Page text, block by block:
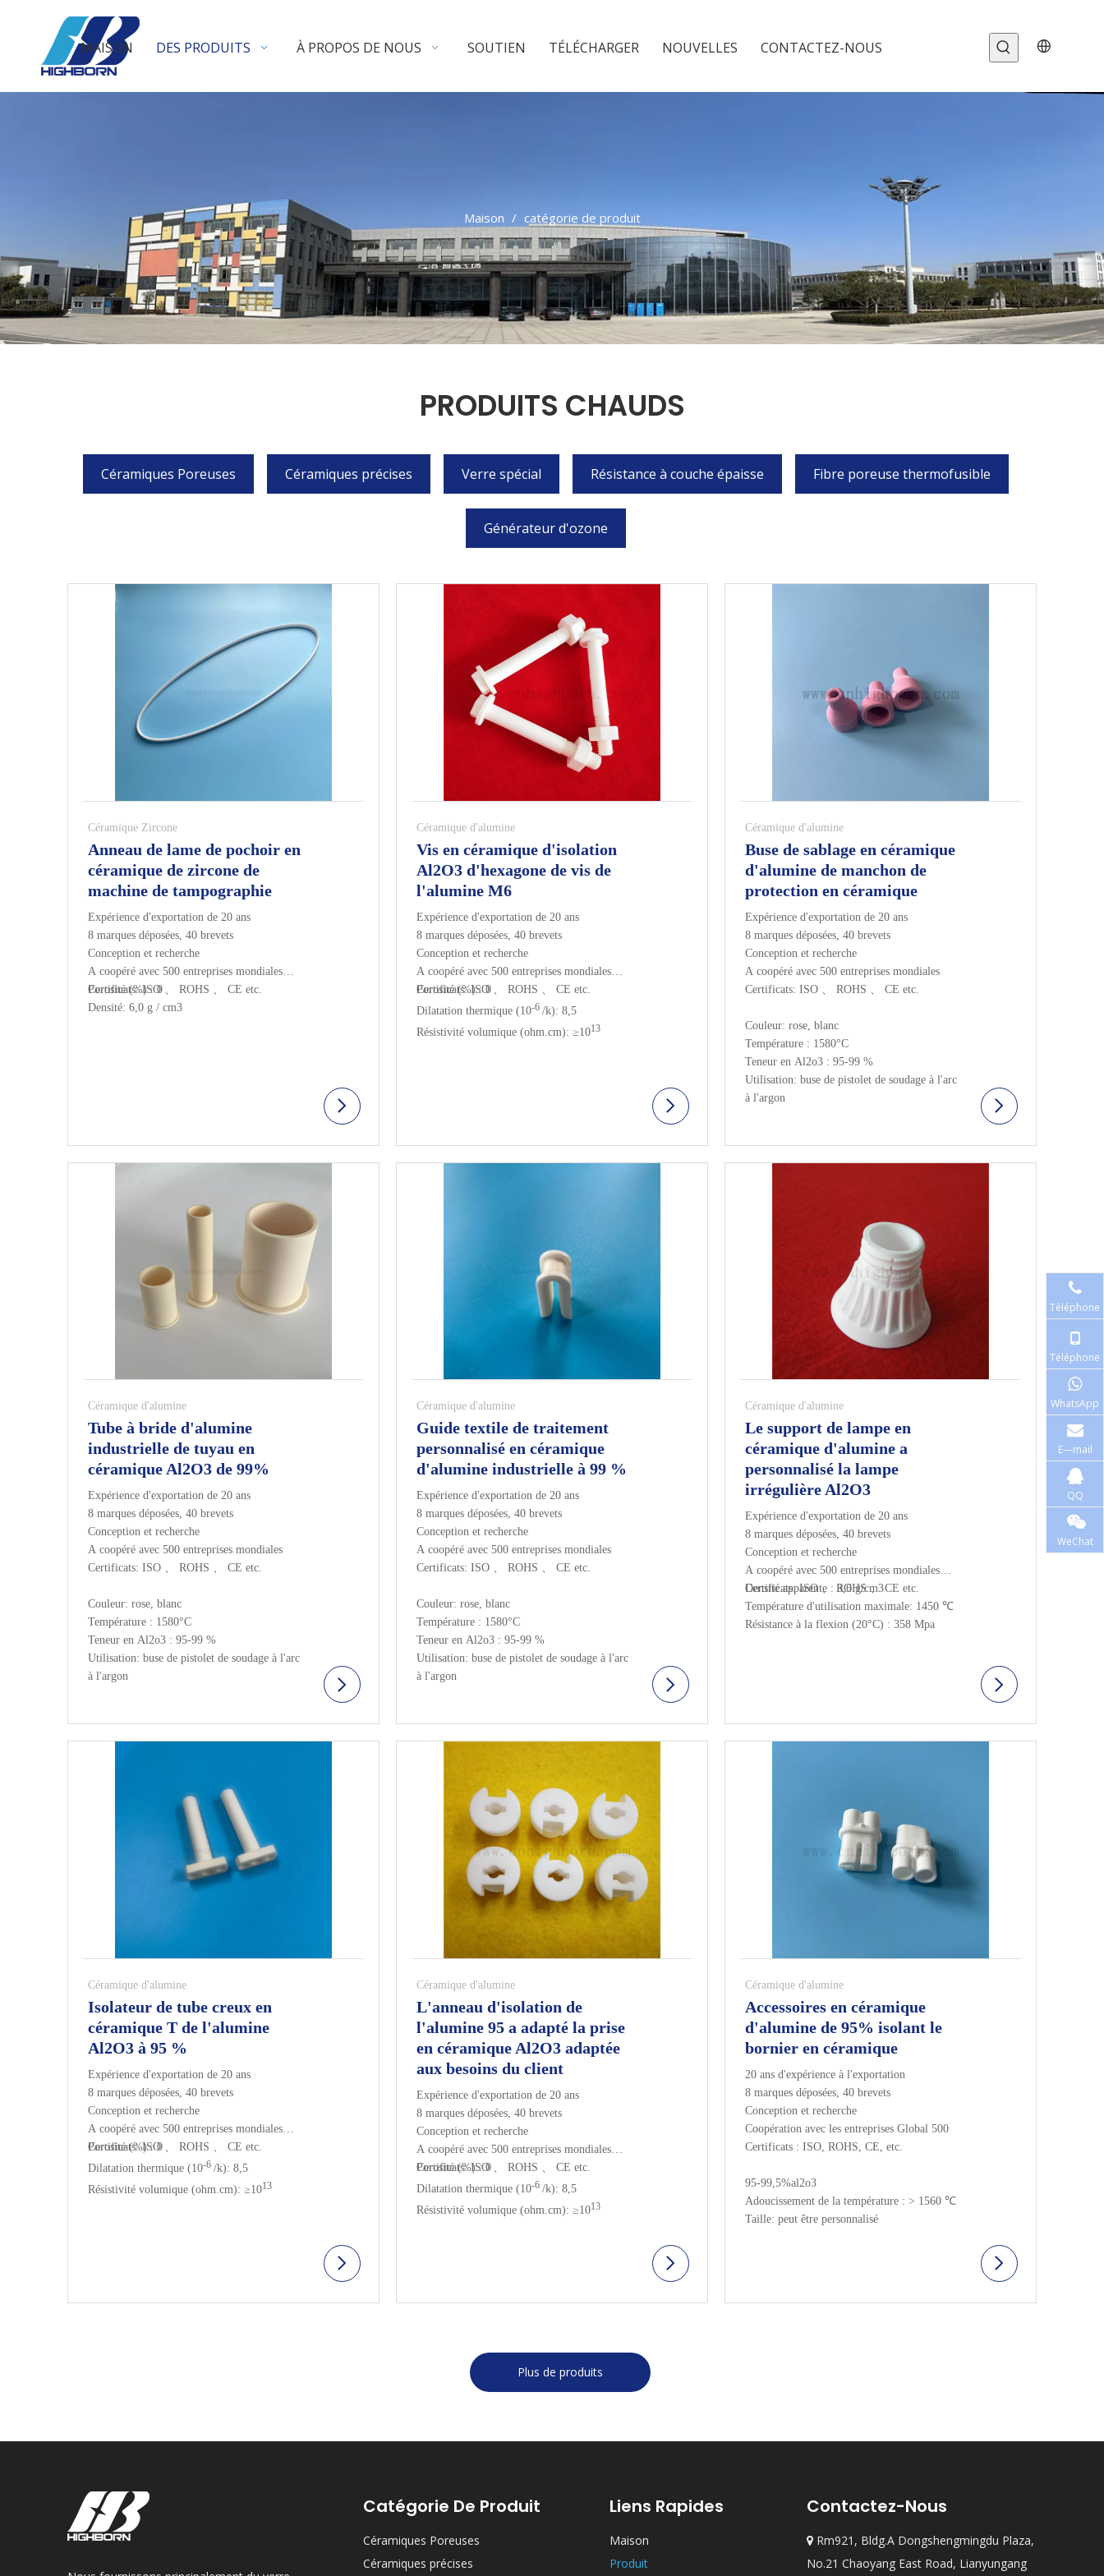
MAISON DES PRODUITS À PROPOS DE NOUS SOUTIEN TÉLÉCHARGER NOUVELLES CONTACTEZ-NOUS
Maison / catégorie de produit
PRODUITS CHAUDS
Céramiques Poreuses Céramiques précises Verre spécial Résistance à couche épaisse Fibre poreuse thermofusible
Générateur d'ozone
Céramique Zircone
Anneau de lame de pochoir en
céramique de zircone de
machine de tampographie
Expérience d'exportation de 20 ans
8 marques déposées, 40 brevets
Conception et recherche
A coopéré avec 500 entreprises mondiales
Certificats: ISO 、 ROHS 、 CE etc.
Porosité (%) : 0
Densité: 6,0 g / cm3
Céramique d'alumine
Vis en céramique d'isolation
Al2O3 d'hexagone de vis de
l'alumine M6
Expérience d'exportation de 20 ans
8 marques déposées, 40 brevets
Conception et recherche
A coopéré avec 500 entreprises mondiales
Certificats: ISO 、 ROHS 、 CE etc.
Porosité (%) : 0
Dilatation thermique (10-6 /k): 8,5
Résistivité volumique (ohm.cm): ≥1013
Céramique d'alumine
Buse de sablage en céramique
d'alumine de manchon de
protection en céramique
Expérience d'exportation de 20 ans
8 marques déposées, 40 brevets
Conception et recherche
A coopéré avec 500 entreprises mondiales
Certificats: ISO 、 ROHS 、 CE etc.
Couleur: rose, blanc
Température : 1580°C
Teneur en Al2o3 : 95-99 %
Utilisation: buse de pistolet de soudage à l'arc
à l'argon
Céramique d'alumine
Tube à bride d'alumine
industrielle de tuyau en
céramique Al2O3 de 99%
Expérience d'exportation de 20 ans
8 marques déposées, 40 brevets
Conception et recherche
A coopéré avec 500 entreprises mondiales
Certificats: ISO 、 ROHS 、 CE etc.
Couleur: rose, blanc
Température : 1580°C
Teneur en Al2o3 : 95-99 %
Utilisation: buse de pistolet de soudage à l'arc
à l'argon
Céramique d'alumine
Guide textile de traitement
personnalisé en céramique
d'alumine industrielle à 99 %
Expérience d'exportation de 20 ans
8 marques déposées, 40 brevets
Conception et recherche
A coopéré avec 500 entreprises mondiales
Certificats: ISO 、 ROHS 、 CE etc.
Couleur: rose, blanc
Température : 1580°C
Teneur en Al2o3 : 95-99 %
Utilisation: buse de pistolet de soudage à l'arc
à l'argon
Céramique d'alumine
Le support de lampe en
céramique d'alumine a
personnalisé la lampe
irrégulière Al2O3
Expérience d'exportation de 20 ans
8 marques déposées, 40 brevets
Conception et recherche
A coopéré avec 500 entreprises mondiales
Certificats: ISO 、 ROHS 、 CE etc.
Densité apparente : 3,6 g/cm3
Température d'utilisation maximale: 1450 ℃
Résistance à la flexion (20°C) : 358 Mpa
Céramique d'alumine
Isolateur de tube creux en
céramique T de l'alumine
Al2O3 à 95 %
Expérience d'exportation de 20 ans
8 marques déposées, 40 brevets
Conception et recherche
A coopéré avec 500 entreprises mondiales
Certificats: ISO 、 ROHS 、 CE etc.
Porosité (%) : 0
Dilatation thermique (10-6 /k): 8,5
Résistivité volumique (ohm.cm): ≥1013
Céramique d'alumine
L'anneau d'isolation de
l'alumine 95 a adapté la prise
en céramique Al2O3 adaptée
aux besoins du client
Expérience d'exportation de 20 ans
8 marques déposées, 40 brevets
Conception et recherche
A coopéré avec 500 entreprises mondiales
Certificats: ISO 、 ROHS 、 CE etc.
Porosité (%) : 0
Dilatation thermique (10-6 /k): 8,5
Résistivité volumique (ohm.cm): ≥1013
Céramique d'alumine
Accessoires en céramique
d'alumine de 95% isolant le
bornier en céramique
20 ans d'expérience à l'exportation
8 marques déposées, 40 brevets
Conception et recherche
Coopération avec les entreprises Global 500
Certificats : ISO, ROHS, CE, etc.
95-99,5%al2o3
Adoucissement de la température : > 1560 ℃
Taille: peut être personnalisé
Plus de produits
Catégorie De Produit
Céramiques Poreuses
Céramiques précises
Liens Rapides
Maison
Produit
Contactez-Nous
 Rm921, Bldg.A Dongshengmingdu Plaza,
No.21 Chaoyang East Road, Lianyungang
Téléphone
Téléphone
WhatsApp
E—mail
QQ
WeChat